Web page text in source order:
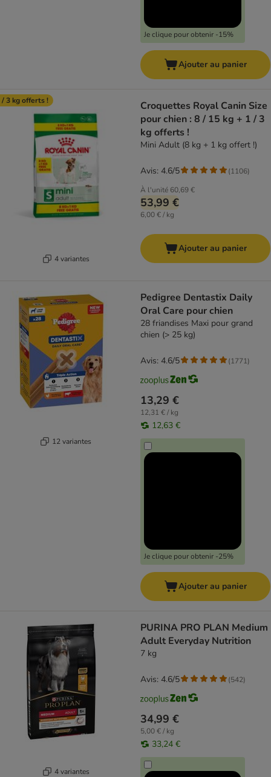
Je clique pour obtenir -15%
Ajouter au panier
/ 3 kg offerts !
4 variantes
Croquettes Royal Canin Size
pour chien : 8 / 15 kg + 1 / 3
kg offerts !
Mini Adult (8 kg + 1 kg offert !)
À l'unité 60,69 €
53,99 €
6,00 € / kg
Avis: 4.6/5 (1106)
Ajouter au panier
12 variantes
Pedigree Dentastix Daily
Oral Care pour chien
28 friandises Maxi pour grand
chien (> 25 kg)
13,29 €
12,31 € / kg
12,63 €
Je clique pour obtenir -25%
Avis: 4.6/5 (1771)
Ajouter au panier
4 variantes
PURINA PRO PLAN Medium
Adult Everyday Nutrition
7 kg
34,99 €
5,00 € / kg
33,24 €
Avis: 4.6/5 (542)